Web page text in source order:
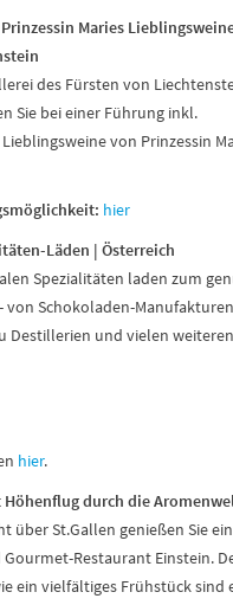
Maries
des Fürsten von
Sie bei einer Führung inkl.
von Prinzessin
hier
Läden | Österreich
Spezialitäten laden zum
von Schokoladen-
Destillerien und vielen
hier.
durch die
über St.Gallen genießen Sie
Restaurant Einstein.
ein vielfältiges Frühstück sind